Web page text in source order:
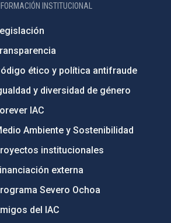
INSTITUCIONAL
ético y política antifraude
y diversidad de género
IAC
Ambiente y Sostenibilidad
institucionales
externa
Severo Ochoa
del IAC